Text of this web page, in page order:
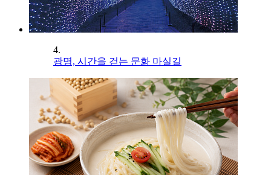
4.
광명, 시간을 걷는 문화 마실길